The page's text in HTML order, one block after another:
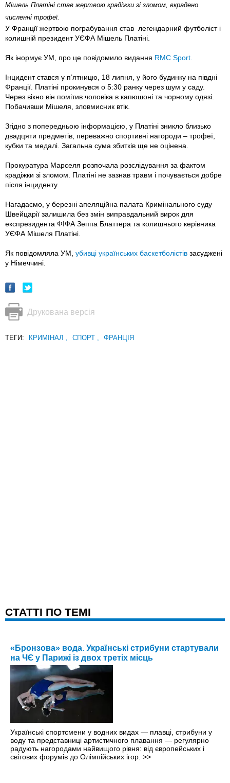
Мішель Платіні став жертвою крадіжки зі зломом, вкрадено
численні трофеї.
У Франції жертвою пограбування став легендарний футболіст і
колишній президент УЄФА Мішель Платіні.
Як інормує УМ, про це повідомило видання RMC Sport.
Інцидент стався у п’ятницю, 18 липня, у його будинку на півдні
Франції. Платіні прокинувся о 5:30 ранку через шум у саду.
Через вікно він помітив чоловіка в капюшоні та чорному одязі.
Побачивши Мішеля, зловмисник втік.
Згідно з попередньою інформацією, у Платіні зникло близько
двадцяти предметів, переважно спортивні нагороди – трофеї,
кубки та медалі. Загальна сума збитків ще не оцінена.
Прокуратура Марселя розпочала розслідування за фактом
крадіжки зі зломом. Платіні не зазнав травм і почувається добре
після інциденту.
Нагадаємо, у березні апеляційна палата Кримінального суду
Швейцарії залишила без змін виправдальний вирок для
експрезидента ФІФА Зеппа Блаттера та колишнього керівника
УЄФА Мішеля Платіні.
Як повідомляла УМ, убивці українських баскетболістів засуджені
у Німеччині.
Друкована версія
ТЕГИ: КРИМІНАЛ СПОРТ ФРАНЦІЯ
CТАТТІ ПО ТЕМІ
«Бронзова» вода. Українські стрибуни стартували
на ЧЄ у Парижі із двох третіх місць
Українські спортсмени у водних видах — плавці, стрибуни у
воду та представниці артистичного плавання — регулярно
радують нагородами найвищого рівня: від європейських і
світових форумів до Олімпійських ігор. >>